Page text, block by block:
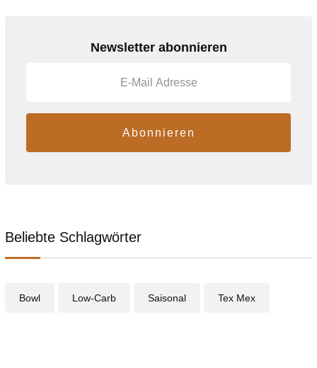
Newsletter abonnieren
Abonnieren
Beliebte Schlagwörter
Bowl Low-Carb Saisonal Tex Mex